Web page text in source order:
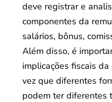
deve registrar e
componentes da
salários, bônus,
Além disso, é
implicações fiscais
vez que diferentes
podem ter diferentes